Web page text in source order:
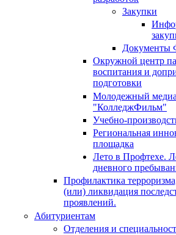
Закупки
Окружной центр
воспитания и
подготовки
Молодежный
"КолледжФильм"
Учебно-
Региональная
площадка
Лето в Профтехе.
дневного
Профилактика
(или) ликвидация
проявлений.
Абитуриентам
Отделения и